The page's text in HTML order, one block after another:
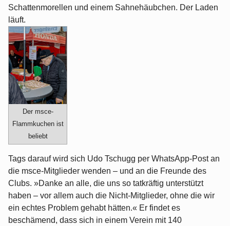
Schattenmorellen und einem Sahnehäubchen. Der Laden
läuft.
Der msce-
Flammkuchen ist
beliebt
Tags darauf wird sich Udo Tschugg per WhatsApp-Post an
die msce-Mitglieder wenden – und an die Freunde des
Clubs. »Danke an alle, die uns so tatkräftig unterstützt
haben – vor allem auch die Nicht-Mitglieder, ohne die wir
ein echtes Problem gehabt hätten.« Er findet es
beschämend, dass sich in einem Verein mit 140